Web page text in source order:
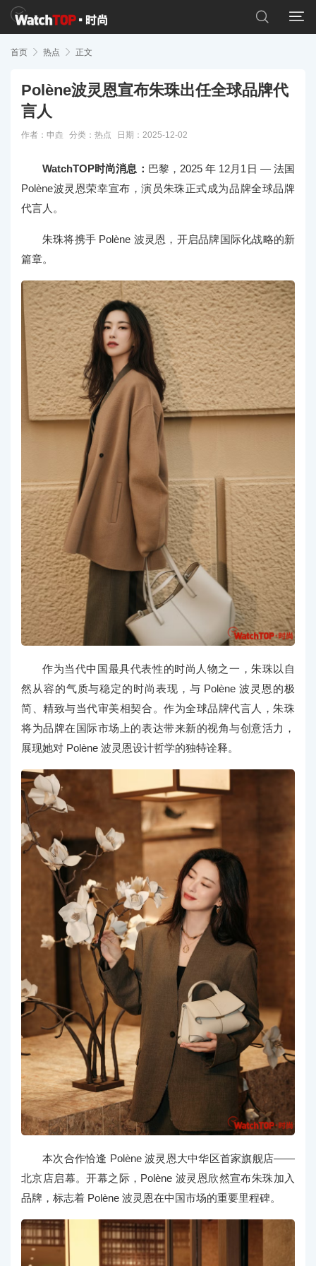


首页  热点  正文
Polène波灵恩宣布朱珠出任全球品牌代
言人
作者：申垚 分类： 热点 日期：2025-12-02
WatchTOP时尚消息： 巴黎，2025 年 12月1日 — 法国
Polène波灵恩荣幸宣布，演员朱珠正式成为品牌全球品牌
代言人。
朱珠将携手 Polène 波灵恩，开启品牌国际化战略的新
篇章。
作为当代中国最具代表性的时尚人物之一，朱珠以自
然从容的气质与稳定的时尚表现，与 Polène 波灵恩的极
简、精致与当代审美相契合。作为全球品牌代言人，朱珠
将为品牌在国际市场上的表达带来新的视角与创意活力，
展现她对 Polène 波灵恩设计哲学的独特诠释。
本次合作恰逢 Polène 波灵恩大中华区首家旗舰店——
北京店启幕。开幕之际，Polène 波灵恩欣然宣布朱珠加入
品牌，标志着 Polène 波灵恩在中国市场的重要里程碑。